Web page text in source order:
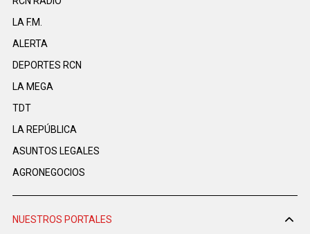
LA F.M.
ALERTA
DEPORTES RCN
LA MEGA
TDT
LA REPÚBLICA
ASUNTOS LEGALES
AGRONEGOCIOS
NUESTROS PORTALES